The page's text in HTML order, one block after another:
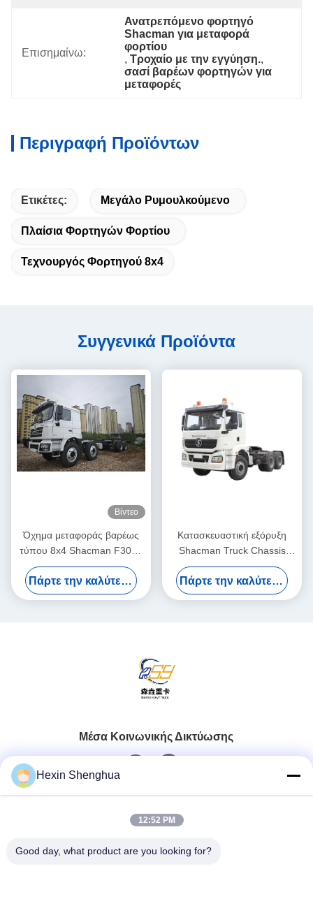
Επισημαίνω:
Ανατρεπόμενο φορτηγό
Shacman για μεταφορά
φορτίου
, Τροχαίο με την εγγύηση.,
σασί βαρέων φορτηγών για
μεταφορές
Περιγραφή Προϊόντων
Ετικέτες: Μεγάλο Ρυμουλκούμενο
Πλαίσια Φορτηγών Φορτίου
Τεχνουργός Φορτηγού 8x4
Συγγενικά Προϊόντα
Βίντεο
Όχημα μεταφοράς βαρέως
τύπου 8x4 Shacman F3000
Cargo Truck Chassis
Platform 430HP Diesel
Engine
Πάρτε την καλύτερη τιμή
Κατασκευαστική εξόρυξη
Shacman Truck Chassis
Μεγάλο τρακτέρ
Ρυμουλκούμενο Πλατφόρμα
μεταφοράς φορτίου
Πάρτε την καλύτερη τιμή
Μέσα Κοινωνικής Δικτύωσης
Γρήγορη επαφή
Hexin Shenghua
12:52 PM
Good day, what product are you looking for?